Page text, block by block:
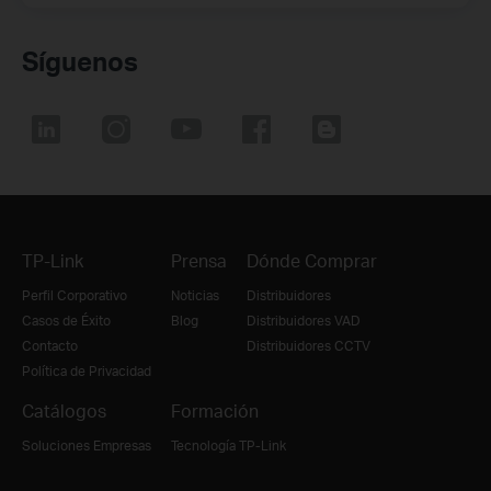
Síguenos
TP-Link
Perfil Corporativo
Casos de Éxito
Contacto
Política de Privacidad
Prensa
Noticias
Blog
Dónde Comprar
Distribuidores
Distribuidores VAD
Distribuidores CCTV
Catálogos
Soluciones Empresas
Formación
Tecnología TP-Link